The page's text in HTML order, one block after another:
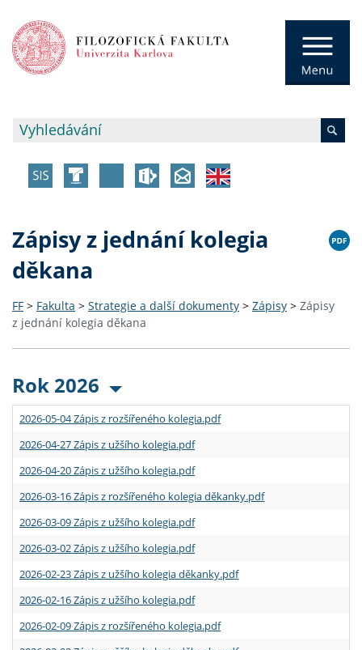
Zápisy z jednání kolegia
děkana
FF > Fakulta > Strategie a další dokumenty > Zápisy > Zápisy
z jednání kolegia děkana
Rok 2026
2026-05-04 Zápis z rozšířeného kolegia.pdf
2026-04-27 Zápis z užšího kolegia.pdf
2026-04-20 Zápis z užšího kolegia.pdf
2026-03-16 Zápis z rozšířeného kolegia děkanky.pdf
2026-03-09 Zápis z užšího kolegia.pdf
2026-03-02 Zápis z užšího kolegia.pdf
2026-02-23 Zápis z užšího kolegia děkanky.pdf
2026-02-16 Zápis z užšího kolegia.pdf
2026-02-09 Zápis z rozšířeného kolegia.pdf